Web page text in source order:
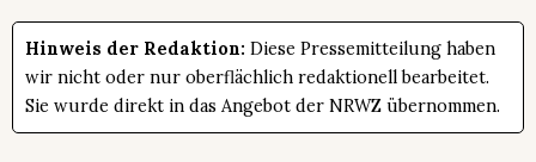
Hinweis der Redaktion: Diese Pressemitteilung haben
wir nicht oder nur oberflächlich redaktionell bearbeitet.
Sie wurde direkt in das Angebot der NRWZ übernommen.